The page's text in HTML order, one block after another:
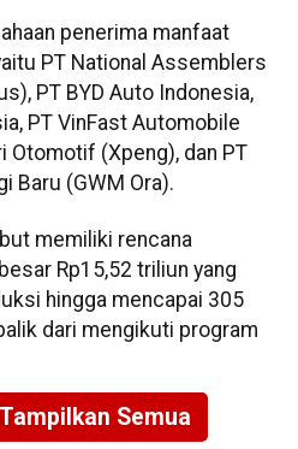
penerima manfaat
PT National Assemblers
PT BYD Auto Indonesia,
PT VinFast Automobile
Otomotif (Xpeng), dan PT
Baru (GWM Ora).
memiliki rencana
Rp15,52 triliun yang
hingga mencapai 305
dari mengikuti program
Tampilkan Semua